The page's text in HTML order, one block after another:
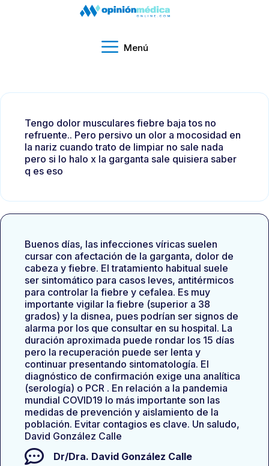
Menú
Tengo dolor musculares fiebre baja tos no
refruente.. Pero persivo un olor a mocosidad en
la nariz cuando trato de limpiar no sale nada
pero si lo halo x la garganta sale quisiera saber
q es eso
Buenos días, las infecciones víricas suelen
cursar con afectación de la garganta, dolor de
cabeza y fiebre. El tratamiento habitual suele
ser sintomático para casos leves, antitérmicos
para controlar la fiebre y cefalea. Es muy
importante vigilar la fiebre (superior a 38
grados) y la disnea, pues podrían ser signos de
alarma por los que consultar en su hospital. La
duración aproximada puede rondar los 15 días
pero la recuperación puede ser lenta y
continuar presentando sintomatología. El
diagnóstico de confirmación exige una analítica
(serología) o PCR . En relación a la pandemia
mundial COVID19 lo más importante son las
medidas de prevención y aislamiento de la
población. Evitar contagios es clave. Un saludo,
David González Calle
Dr/Dra. David González Calle